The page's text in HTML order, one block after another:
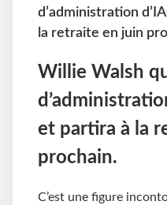
d’administration
la retraite en juin
Willie Walsh
et partira à la
prochain.
C’est une figure